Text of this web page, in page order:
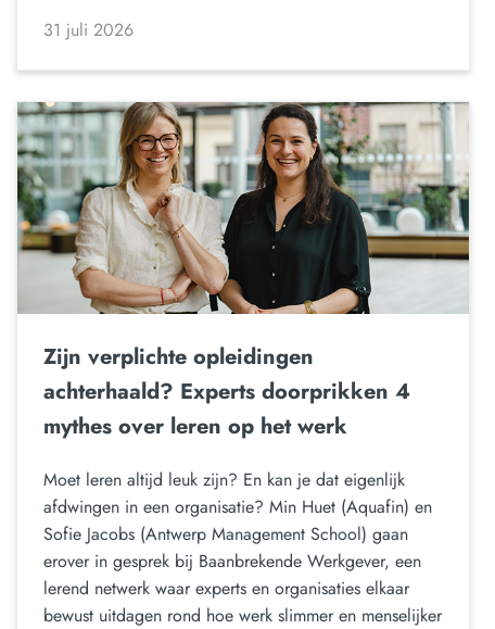
31 juli 2026
Zijn verplichte opleidingen
achterhaald? Experts doorprikken 4
mythes over leren op het werk
Moet leren altijd leuk zijn? En kan je dat eigenlijk
afdwingen in een organisatie? Min Huet (Aquafin) en
Sofie Jacobs (Antwerp Management School) gaan
erover in gesprek bij Baanbrekende Werkgever, een
lerend netwerk waar experts en organisaties elkaar
bewust uitdagen rond hoe werk slimmer en menselijker